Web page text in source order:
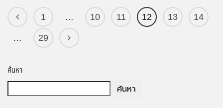
1 … 10 11 12 13 14
… 29
ค้นหา
ค้นหา